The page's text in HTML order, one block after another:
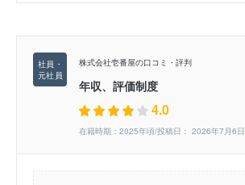
株式会社壱番屋の口コミ・評判
年収、評価制度
4.0
在籍時期：2025年頃/投稿日： 2026年7月6日